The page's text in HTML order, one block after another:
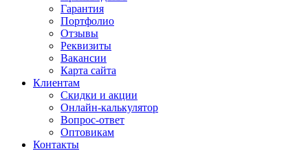
Гарантия
Портфолио
Отзывы
Реквизиты
Вакансии
Карта сайта
Клиентам
Скидки и акции
Онлайн-калькулятор
Вопрос-ответ
Оптовикам
Контакты